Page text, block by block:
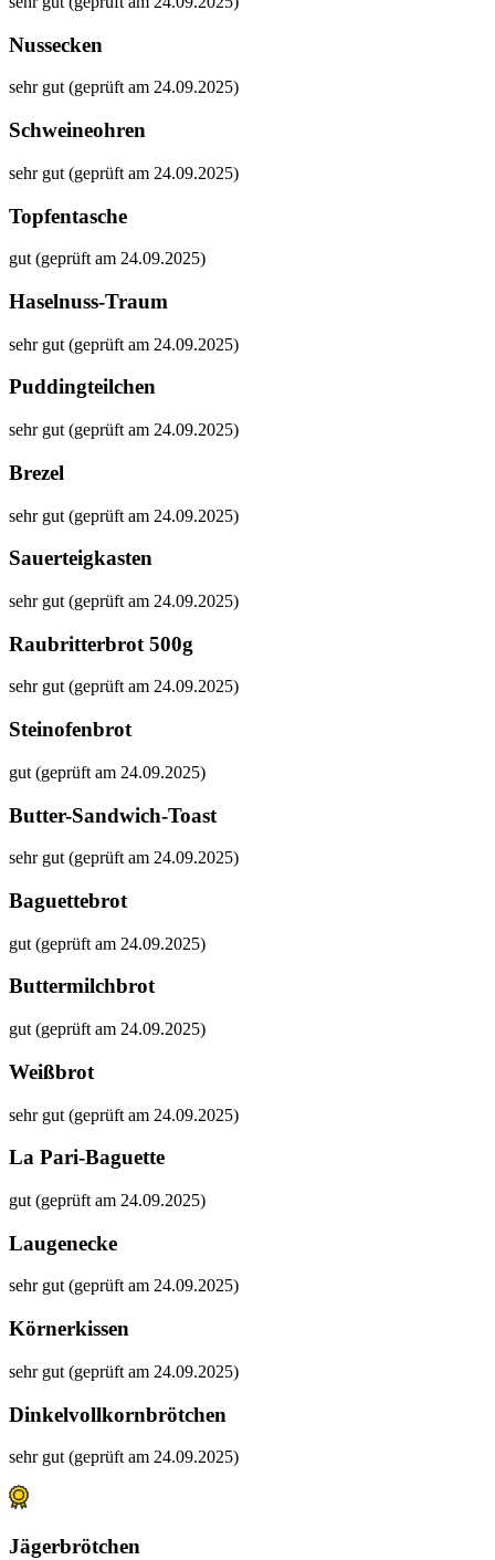
Nussecken
sehr gut (geprüft am 24.09.2025)
Schweineohren
sehr gut (geprüft am 24.09.2025)
Topfentasche
gut (geprüft am 24.09.2025)
Haselnuss-Traum
sehr gut (geprüft am 24.09.2025)
Puddingteilchen
sehr gut (geprüft am 24.09.2025)
Brezel
sehr gut (geprüft am 24.09.2025)
Sauerteigkasten
sehr gut (geprüft am 24.09.2025)
Raubritterbrot 500g
sehr gut (geprüft am 24.09.2025)
Steinofenbrot
gut (geprüft am 24.09.2025)
Butter-Sandwich-Toast
sehr gut (geprüft am 24.09.2025)
Baguettebrot
gut (geprüft am 24.09.2025)
Buttermilchbrot
gut (geprüft am 24.09.2025)
Weißbrot
sehr gut (geprüft am 24.09.2025)
La Pari-Baguette
gut (geprüft am 24.09.2025)
Laugenecke
sehr gut (geprüft am 24.09.2025)
Körnerkissen
sehr gut (geprüft am 24.09.2025)
Dinkelvollkornbrötchen
sehr gut (geprüft am 24.09.2025)
Jägerbrötchen